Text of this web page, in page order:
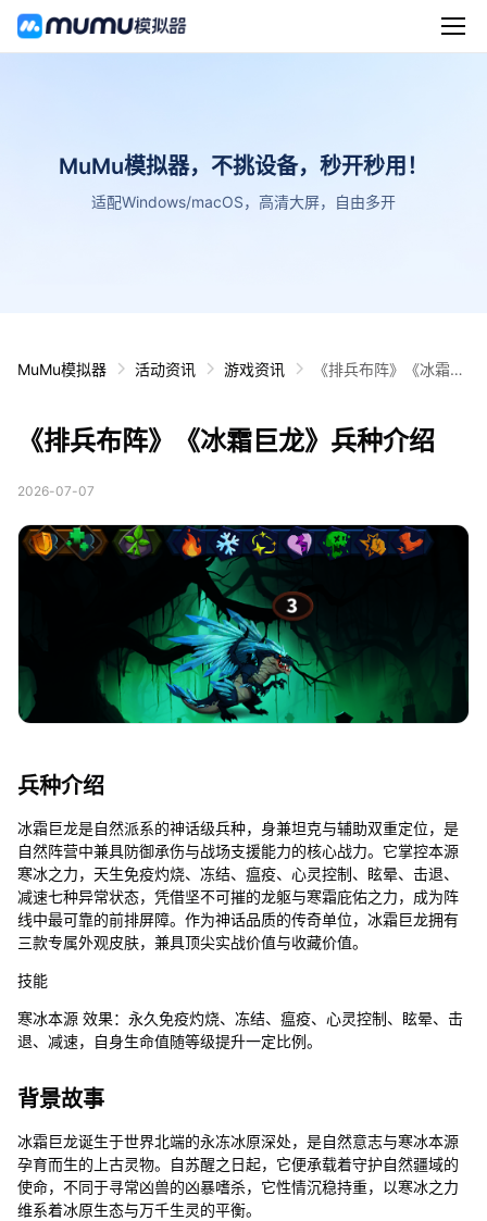
MuMu模拟器，不挑设备，秒开秒用！
适配Windows/macOS，高清大屏，自由多开
MuMu模拟器 活动资讯 游戏资讯
《排兵布阵》《冰霜巨
《排兵布阵》《冰霜巨龙》兵种介绍
2026-07-07
兵种介绍
冰霜巨龙是自然派系的神话级兵种，身兼坦克与辅助双重定位，是
自然阵营中兼具防御承伤与战场支援能力的核心战力。它掌控本源
寒冰之力，天生免疫灼烧、冻结、瘟疫、心灵控制、眩晕、击退、
减速七种异常状态，凭借坚不可摧的龙躯与寒霜庇佑之力，成为阵
线中最可靠的前排屏障。作为神话品质的传奇单位，冰霜巨龙拥有
三款专属外观皮肤，兼具顶尖实战价值与收藏价值。
技能
寒冰本源 效果：永久免疫灼烧、冻结、瘟疫、心灵控制、眩晕、击
退、减速，自身生命值随等级提升一定比例。
背景故事
冰霜巨龙诞生于世界北端的永冻冰原深处，是自然意志与寒冰本源
孕育而生的上古灵物。自苏醒之日起，它便承载着守护自然疆域的
使命，不同于寻常凶兽的凶暴嗜杀，它性情沉稳持重，以寒冰之力
维系着冰原生态与万千生灵的平衡。